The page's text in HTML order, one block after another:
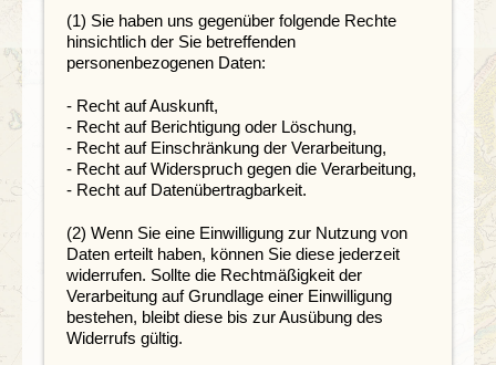
(1) Sie haben uns gegenüber folgende Rechte
hinsichtlich der Sie betreffenden
personenbezogenen Daten:
- Recht auf Auskunft,
- Recht auf Berichtigung oder Löschung,
- Recht auf Einschränkung der Verarbeitung,
- Recht auf Widerspruch gegen die Verarbeitung,
- Recht auf Datenübertragbarkeit.
(2) Wenn Sie eine Einwilligung zur Nutzung von
Daten erteilt haben, können Sie diese jederzeit
widerrufen. Sollte die Rechtmäßigkeit der
Verarbeitung auf Grundlage einer Einwilligung
bestehen, bleibt diese bis zur Ausübung des
Widerrufs gültig.